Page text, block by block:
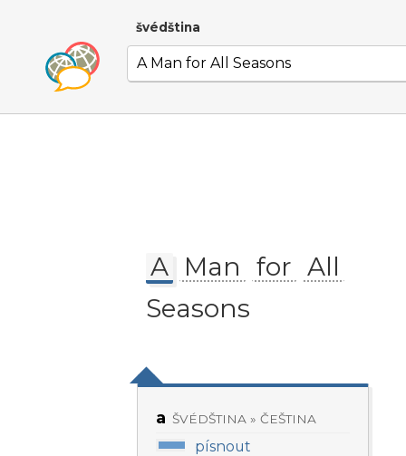
švédština
A Man for All
Seasons
a ŠVÉDŠTINA » ČEŠTINA
písnout